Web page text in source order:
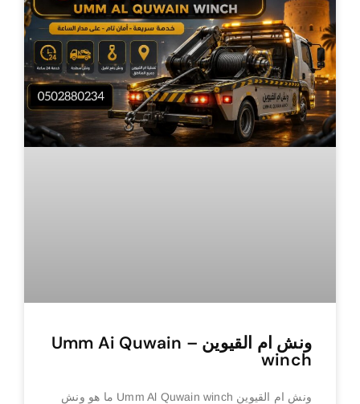
ونش ام القيوين – Umm Ai Quwain
winch
ونش ام القيوين Umm Al Quwain winch ما هو ونش